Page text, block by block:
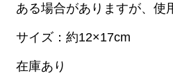
ある場合がありますが、使
サイズ：約12×17cm
在庫あり